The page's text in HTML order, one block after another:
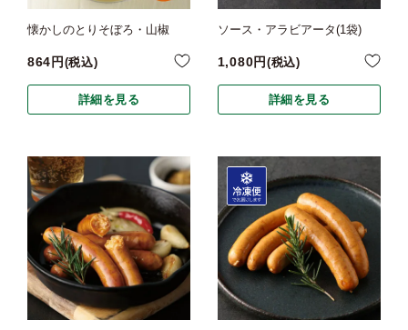
懐かしのとりそぼろ・山椒
864 税込
詳細を見る
ソース・アラビアータ(1袋)
1,080 税込
詳細を見る